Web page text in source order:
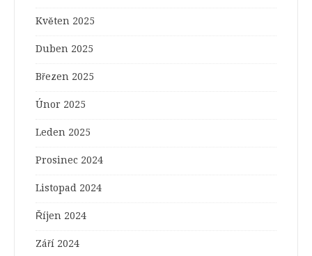
Květen 2025
Duben 2025
Březen 2025
Únor 2025
Leden 2025
Prosinec 2024
Listopad 2024
Říjen 2024
Září 2024